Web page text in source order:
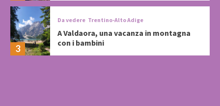
3
Da vedere Trentino-Alto Adige
A Valdaora, una vacanza in montagna
con i bambini